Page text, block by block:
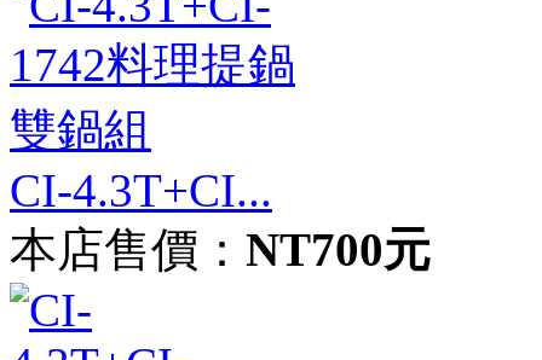
CI-4.3T+CI...
本店售價： NT700元